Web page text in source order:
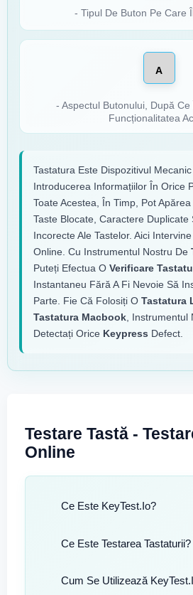
- Tipul De Buton Pe Care
A
- Aspectul Butonului, După
Funcționalitatea
Tastatura Este Dispozitivul
Introducerea Informațiilor În Orice
Toate Acestea, În Timp, Pot
Taste Blocate, Caractere Duplicate
Incorecte Ale Tastelor. Aici
Online. Cu Instrumentul Nostru De
Puteți Efectua O Verificare
Instantaneu Fără A Fi Nevoie Să
Parte. Fie Că Folosiți O Tastatura
Tastatura Macbook, Instrumentul
Detectați Orice Keypress Defect.
Testare Tastă -
Online
Ce Este KeyTest.io?
Ce Este Testarea Tastaturii?
Cum Se Utilizează